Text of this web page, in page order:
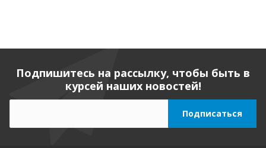
Подпишитесь на рассылку, чтобы быть в
курсей наших новостей!